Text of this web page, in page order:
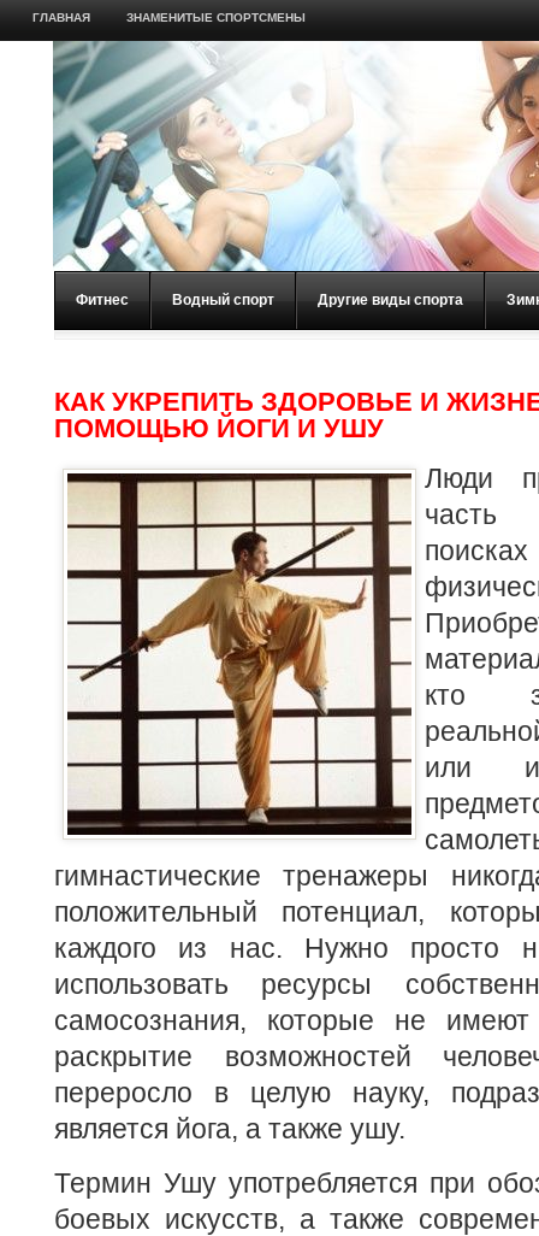
ГЛАВНАЯ ЗНАМЕНИТЫЕ СПОРТСМЕНЫ
Фитнес Водный спорт Другие виды спорта
КАК УКРЕПИТЬ ЗДОРОВЬЕ И
ПОМОЩЬЮ ЙОГИ И УШУ
Люди
кто
или
гимнастические тренажеры
положительный потенциал,
каждого из нас. Нужно просто
использовать ресурсы
самосознания, которые не
раскрытие возможностей
переросло в целую науку,
является йога, а также ушу.
Термин Ушу употребляется при
боевых искусств, а также